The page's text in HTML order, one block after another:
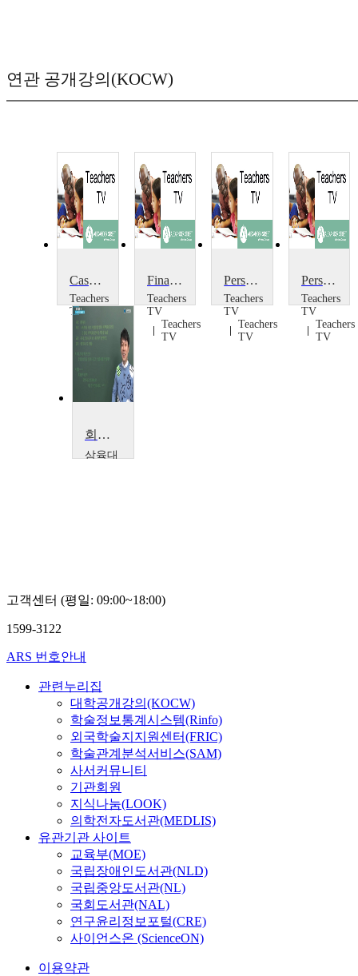
연관 공개강의(KOCW)
Cash for Answers
Teachers
TV
Teachers
TV
Finance
Teachers
TV
Teachers
TV
Personal Finance Education: The School Disco
Teachers
TV
Teachers
TV
Personal Finance Education: The Money Quiz
Teachers
TV
Teachers
TV
회계원리1
삼육대
고객센터 (평일: 09:00~18:00)
1599-3122
ARS 번호안내
관련누리집
대학공개강의(KOCW)
학술정보통계시스템(Rinfo)
외국학술지지원센터(FRIC)
학술관계분석서비스(SAM)
사서커뮤니티
기관회원
지식나눔(LOOK)
의학전자도서관(MEDLIS)
유관기관 사이트
교육부(MOE)
국립장애인도서관(NLD)
국립중앙도서관(NL)
국회도서관(NAL)
연구윤리정보포털(CRE)
사이언스온 (ScienceON)
이용약관